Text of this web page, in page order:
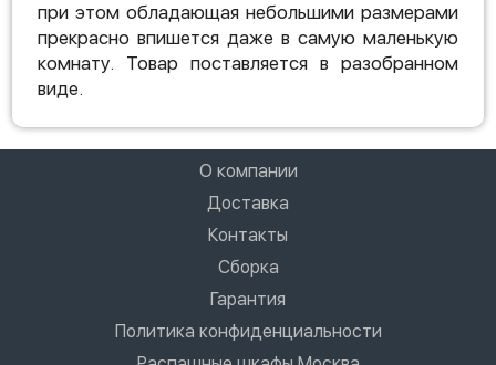
при этом обладающая небольшими размерами
прекрасно впишется даже в самую маленькую
комнату. Товар поставляется в разобранном
виде.
О компании
Доставка
Контакты
Сборка
Гарантия
Политика конфиденциальности